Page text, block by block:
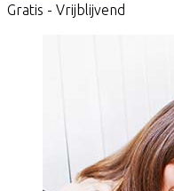
Gratis - Vrijblijvend